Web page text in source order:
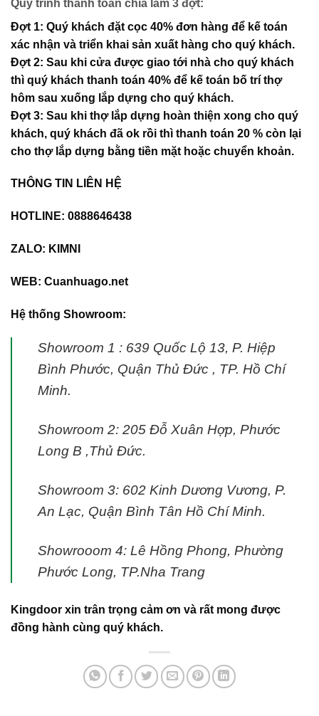
Quy trình thanh toán chia làm 3 đợt:
Đợt 1: Quý khách đặt cọc 40% đơn hàng để kế toán
xác nhận và triển khai sản xuất hàng cho quý khách.
Đợt 2: Sau khi cửa được giao tới nhà cho quý khách
thì quý khách thanh toán 40% để kế toán bố trí thợ
hôm sau xuống lắp dựng cho quý khách.
Đợt 3: Sau khi thợ lắp dựng hoàn thiện xong cho quý
khách, quý khách đã ok rồi thì thanh toán 20 % còn lại
cho thợ lắp dựng bằng tiền mặt hoặc chuyển khoản.
THÔNG TIN LIÊN HỆ
HOTLINE: 0888646438
ZALO: KIMNI
WEB: Cuanhuago.net
Hệ thống Showroom:
Showroom 1 : 639 Quốc Lộ 13, P. Hiệp
Bình Phước, Quận Thủ Đức , TP. Hồ Chí
Minh.
Showroom 2: 205 Đỗ Xuân Hợp, Phước
Long B ,Thủ Đức.
Showroom 3: 602 Kinh Dương Vương, P.
An Lạc, Quận Bình Tân Hồ Chí Minh.
Showrooom 4: Lê Hồng Phong, Phường
Phước Long, TP.Nha Trang
Kingdoor xin trân trọng cảm ơn và rất mong được
đồng hành cùng quý khách.